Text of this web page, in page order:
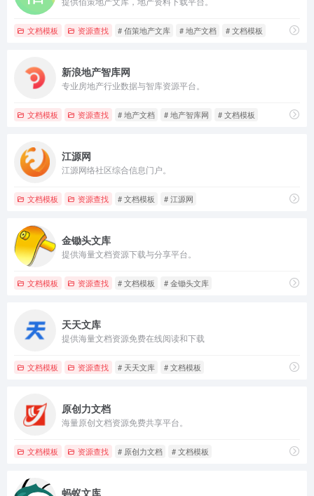
文档模板 资源查找 # 佰策地产文库 # 地产文档 # 文档模板
新浪地产智库网
专业房地产行业数据与智库资源平台。
文档模板 资源查找 # 地产文档 # 地产智库网 # 文档模板
江源网
江源网络社区综合信息门户。
文档模板 资源查找 # 文档模板 # 江源网
金锄头文库
提供海量文档资源下载与分享平台。
文档模板 资源查找 # 文档模板 # 金锄头文库
天天文库
提供海量文档资源免费在线阅读和下载
文档模板 资源查找 # 天天文库 # 文档模板
原创力文档
海量原创文档资源免费共享平台。
文档模板 资源查找 # 原创力文档 # 文档模板
蚂蚁文库